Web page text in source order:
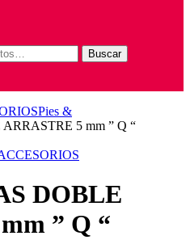
Buscar
Pies &
5 mm ” Q “
DOBLE
” Q “